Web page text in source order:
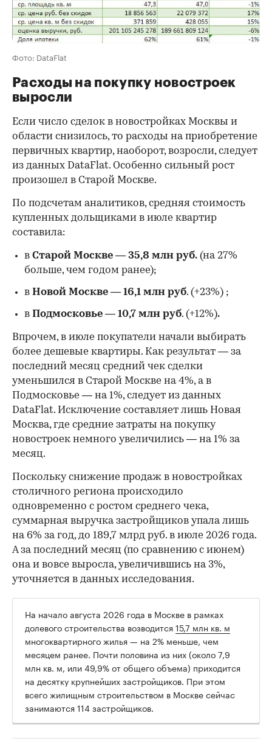
Фото: DataFlat
Расходы на покупку новостроек
выросли
Если число сделок в новостройках Москвы и
области снизилось, то расходы на приобретение
первичных квартир, наоборот, возросли, следует
из данных DataFlat. Особенно сильный рост
произошел в Старой Москве.
По подсчетам аналитиков, средняя стоимость
купленных дольщиками в июле квартир
составила:
в Старой Москве — 35,8 млн руб. (на 27%
больше, чем годом ранее);
в Новой Москве — 16,1 млн руб. (+23%) ;
в Подмосковье — 10,7 млн руб. (+12%).
Впрочем, в июле покупатели начали выбирать
более дешевые квартиры. Как результат — за
последний месяц средний чек сделки
уменьшился в Старой Москве на 4%, а в
Подмосковье — на 1%, следует из данных
DataFlat. Исключение составляет лишь Новая
Москва, где средние затраты на покупку
новостроек немного увеличились — на 1% за
месяц.
Поскольку снижение продаж в новостройках
столичного региона происходило
одновременно с ростом среднего чека,
суммарная выручка застройщиков упала лишь
на 6% за год, до 189,7 млрд руб. в июле 2026 года.
А за последний месяц (по сравнению с июнем)
она и вовсе выросла, увеличившись на 3%,
уточняется в данных исследования.
На начало августа 2026 года в Москве в рамках
долевого строительства возводится15,7 млн кв. м
многоквартирного жилья — на 2% меньше, чем
месяцем ранее. Почти половина из них (около 7,9
млн кв. м, или 49,9% от общего объема) приходится
на десятку крупнейших застройщиков. При этом
всего жилищным строительством в Москве сейчас
занимаются 114 застройщиков.